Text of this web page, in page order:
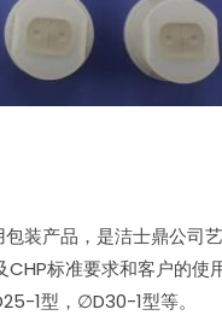
装产品，是洁士鼎公司
标准要求和客户的使
1型，∅D30-1型等。